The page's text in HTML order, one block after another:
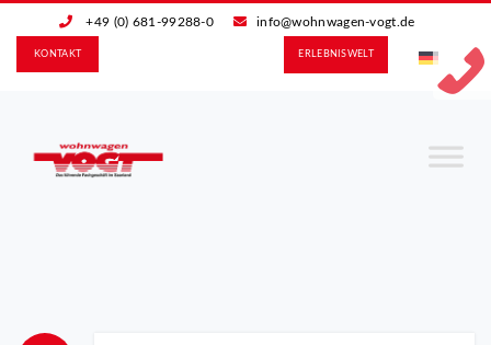
+49 (0) 681-99288-0 info@wohnwagen-vogt.de
ERLEBNIS­WELT
KONTAKT